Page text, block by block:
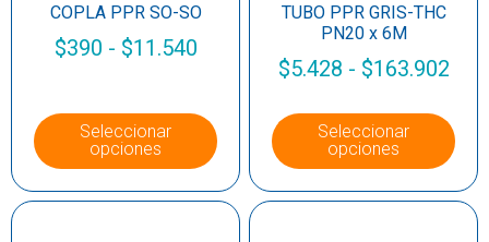
COPLA PPR SO-SO
$390 - $11.540
Seleccionar
opciones
TUBO PPR GRIS-THC
PN20 x 6M
$5.428 - $163.902
Seleccionar
opciones